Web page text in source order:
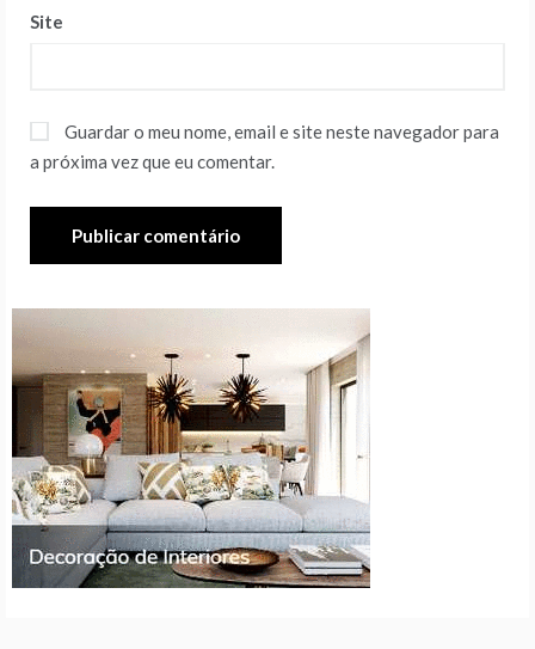
Site
Guardar o meu nome, email e site neste navegador para
a próxima vez que eu comentar.